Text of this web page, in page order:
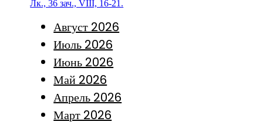
Лк., 36 зач., VIII, 16-21.
Август 2026
Июль 2026
Июнь 2026
Май 2026
Апрель 2026
Март 2026